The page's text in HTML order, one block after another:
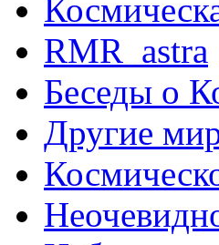
RMR_astra
Беседы о
Другие